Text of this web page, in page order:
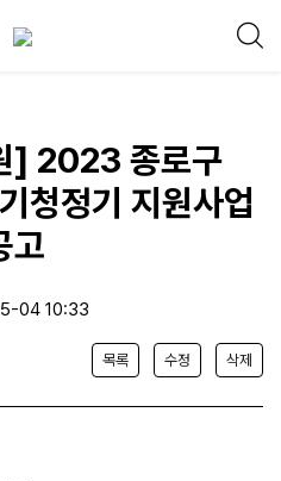
] 2023 종로구
청정기 지원사업
고
04 10:33
목록 수정 삭제